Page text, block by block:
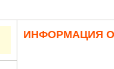
ИНФОРМАЦИЯ